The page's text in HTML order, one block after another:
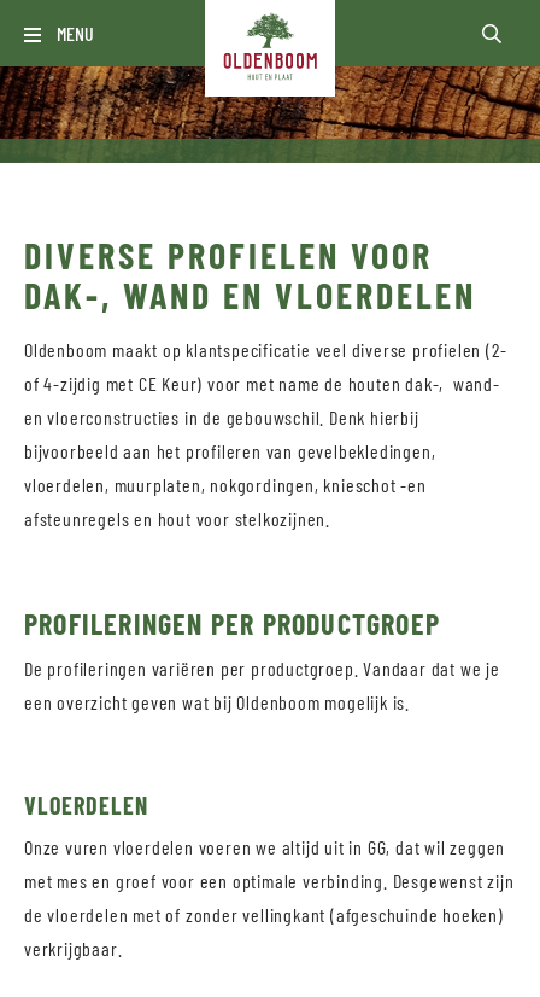
MENU
DIVERSE PROFIELEN VOOR
DAK-, WAND EN VLOERDELEN
Oldenboom maakt op klantspecificatie veel diverse profielen (2-
of 4-zijdig met CE Keur) voor met name de houten dak-, wand-
en vloerconstructies in de gebouwschil. Denk hierbij
bijvoorbeeld aan het profileren van gevelbekledingen,
vloerdelen, muurplaten, nokgordingen, knieschot -en
afsteunregels en hout voor stelkozijnen.
PROFILERINGEN PER PRODUCTGROEP
De profileringen variëren per productgroep. Vandaar dat we je
een overzicht geven wat bij Oldenboom mogelijk is.
VLOERDELEN
Onze vuren vloerdelen voeren we altijd uit in GG, dat wil zeggen
met mes en groef voor een optimale verbinding. Desgewenst zijn
de vloerdelen met of zonder vellingkant (afgeschuinde hoeken)
verkrijgbaar.